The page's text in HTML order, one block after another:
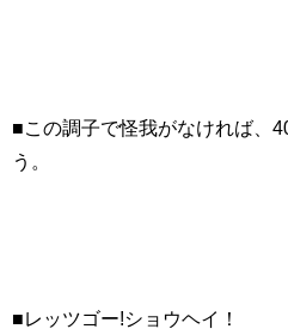
■この調子で怪我がなければ、
う。
■レッツゴー!ショウヘイ！